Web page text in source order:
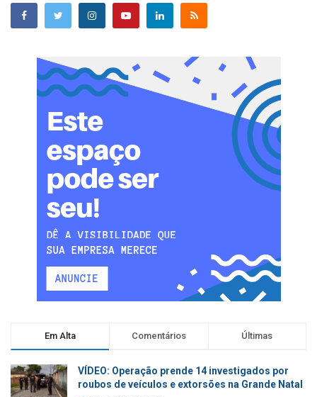
Em Alta Comentários Últimas
VÍDEO: Operação prende 14 investigados por
roubos de veículos e extorsões na Grande Natal